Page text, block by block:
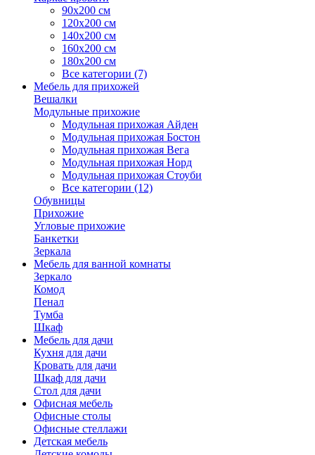
90х200 см
120х200 см
140х200 см
160х200 см
180х200 см
Все категории (7)
Мебель для прихожей
Вешалки
Модульные прихожие
Модульная прихожая Айден
Модульная прихожая Бостон
Модульная прихожая Вега
Модульная прихожая Норд
Модульная прихожая Стоуби
Все категории (12)
Обувницы
Прихожие
Угловые прихожие
Банкетки
Зеркала
Мебель для ванной комнаты
Зеркало
Комод
Пенал
Тумба
Шкаф
Мебель для дачи
Кухня для дачи
Кровать для дачи
Шкаф для дачи
Стол для дачи
Офисная мебель
Офисные столы
Офисные стеллажи
Детская мебель